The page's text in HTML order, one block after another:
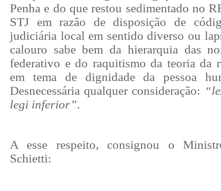
Penha e do que restou sedimentado no
STJ em razão de disposição de
judiciária local em sentido diverso ou
calouro sabe bem da hierarquia das
federativo e do raquitismo da teoria da
em tema de dignidade da pessoa
Desnecessária qualquer consideração:
legi inferior”.
A esse respeito, consignou o
Schietti: